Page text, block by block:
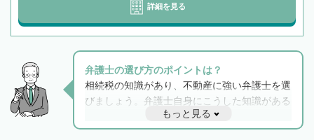
詳細を見る
弁護士の選び方のポイントは？
相続税の知識があり、不動産に強い弁護士を選
びましょう。弁護士自身にこうした知識がある
と他士業との連携もスムーズに進み、トラブル
解決のみならず相続をトータルで任せることが
もっと見る